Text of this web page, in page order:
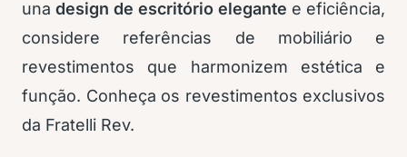
una design de escritório elegante e eficiência,
considere referências de mobiliário e
revestimentos que harmonizem estética e
função. Conheça os revestimentos exclusivos
da Fratelli Rev.